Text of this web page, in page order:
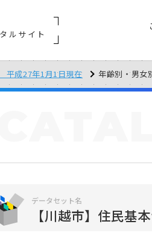
ルサイト
平成27年1月1日現在 年齢別・男女
データセット名
【川越市】住民基